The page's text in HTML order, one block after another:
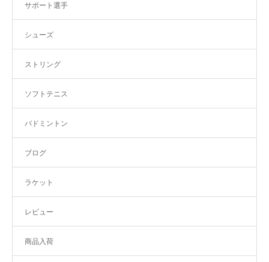
サポート選手
シューズ
ストリング
ソフトテニス
バドミントン
ブログ
ラケット
レビュー
商品入荷